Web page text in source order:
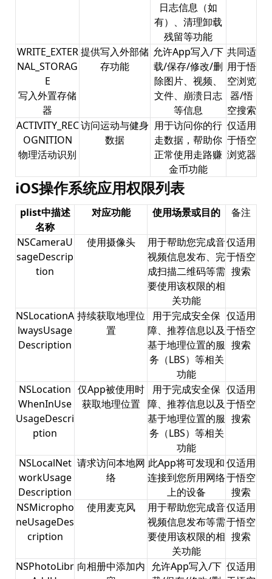
日志信息（如
有）、清理卸载
残留等功能
WRITE_EXTER
NAL_STORAG
E
写入外置存储
器
提供写入外部储
存功能
允许App写入/下
载/保存/修改/删
除图片、视频、
文件、崩溃日志
等信息
共同适
用于悟
空浏览
器/悟
空搜索
ACTIVITY_REC
OGNITION
物理活动识别
访问运动与健身
数据
用于访问你的行
走数据，帮助你
正常使用走路赚
金币功能
仅适用
于悟空
浏览器
iOS操作系统应用权限列表
plist中描述
名称
对应功能 使用场景或目的 备注
NSCameraU
sageDescrip
tion
使用摄像头
用于帮助您完成音
视频信息发布、完
成扫描二维码等需
要使用该权限的相
关功能
仅适用
于悟空
搜索
NSLocationA
lwaysUsage
Description
持续获取地理位
置
用于完成安全保
障、推荐信息以及
基于地理位置的服
务（LBS）等相关
功能
仅适用
于悟空
搜索
NSLocation
WhenInUse
UsageDescri
ption
仅App被使用时
获取地理位置
用于完成安全保
障、推荐信息以及
基于地理位置的服
务（LBS）等相关
功能
仅适用
于悟空
搜索
NSLocalNet
workUsage
Description
请求访问本地网
络
此App将可发现和
连接到您所用网络
上的设备
仅适用
于悟空
搜索
NSMicropho
neUsageDes
cription
使用麦克风
用于帮助您完成音
视频信息发布等需
要使用该权限的相
关功能
仅适用
于悟空
搜索
NSPhotoLibr 向相册中添加内 允许App写入/下 仅适用